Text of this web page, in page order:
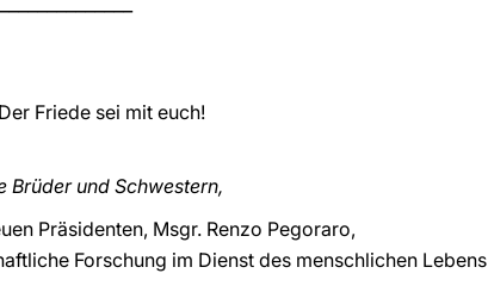
Friede sei mit euch!
Brüder und Schwestern,
Präsidenten, Msgr. Renzo Pegoraro,
Forschung im Dienst des menschlichen Lebens